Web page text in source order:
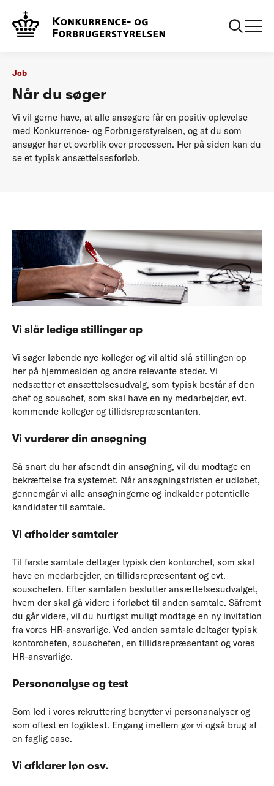
Job
Job
Når du søger
Vi vil gerne have, at alle ansøgere får en positiv oplevelse
med Konkurrence- og Forbrugerstyrelsen, og at du som
ansøger har et overblik over processen. Her på siden kan du
se et typisk ansættelsesforløb.
Vi slår ledige stillinger op
Vi søger løbende nye kolleger og vil altid slå stillingen op
her på hjemmesiden og andre relevante steder. Vi
nedsætter et ansættelsesudvalg, som typisk består af den
chef og souschef, som skal have en ny medarbejder, evt.
kommende kolleger og tillidsrepræsentanten.
Vi vurderer din ansøgning
Så snart du har afsendt din ansøgning, vil du modtage en
bekræftelse fra systemet. Når ansøgningsfristen er udløbet,
gennemgår vi alle ansøgningerne og indkalder potentielle
kandidater til samtale.
Vi afholder samtaler
Til første samtale deltager typisk den kontorchef, som skal
have en medarbejder, en tillidsrepræsentant og evt.
souschefen. Efter samtalen beslutter ansættelsesudvalget,
hvem der skal gå videre i forløbet til anden samtale. Såfremt
du går videre, vil du hurtigst muligt modtage en ny invitation
fra vores HR-ansvarlige. Ved anden samtale deltager typisk
kontorchefen, souschefen, en tillidsrepræsentant og vores
HR-ansvarlige.
Personanalyse og test
Som led i vores rekruttering benytter vi personanalyser og
som oftest en logiktest. Engang imellem gør vi også brug af
en faglig case.
Vi afklarer løn osv.